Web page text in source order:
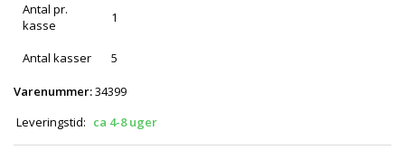
Antal pr.
kasse
1
Antal kasser 5
Varenummer:34399
Leveringstid: ca 4-8 uger